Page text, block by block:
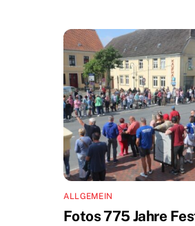
ALLGEMEIN
Fotos 775 Jahre